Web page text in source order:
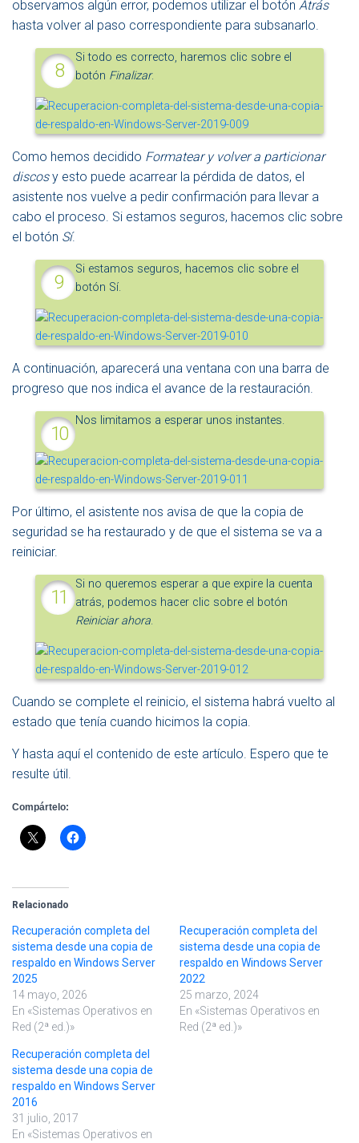
observamos algún error, podemos utilizar el botón Atrás
hasta volver al paso correspondiente para subsanarlo.
Si todo es correcto, haremos clic sobre el
botón Finalizar.
Como hemos decidido Formatear y volver a particionar
discosy esto puede acarrear la pérdida de datos, el
asistente nos vuelve a pedir confirmación para llevar a
cabo el proceso. Si estamos seguros, hacemos clic sobre
el botón Sí.
Si estamos seguros, hacemos clic sobre el
botón Sí.
A continuación, aparecerá una ventana con una barra de
progreso que nos indica el avance de la restauración.
Nos limitamos a esperar unos instantes.
Por último, el asistente nos avisa de que la copia de
seguridad se ha restaurado y de que el sistema se va a
reiniciar.
Si no queremos esperar a que expire la cuenta
atrás, podemos hacer clic sobre el botón
Reiniciar ahora.
Cuando se complete el reinicio, el sistema habrá vuelto al
estado que tenía cuando hicimos la copia.
Y hasta aquí el contenido de este artículo. Espero que te
resulte útil.
Compártelo:
Relacionado
Recuperación completa del
sistema desde una copia de
respaldo en Windows Server
2025
14 mayo, 2026
En «Sistemas Operativos en
Red (2ª ed.)»
Recuperación completa del
sistema desde una copia de
respaldo en Windows Server
2022
25 marzo, 2024
En «Sistemas Operativos en
Red (2ª ed.)»
Recuperación completa del
sistema desde una copia de
respaldo en Windows Server
2016
31 julio, 2017
En «Sistemas Operativos en